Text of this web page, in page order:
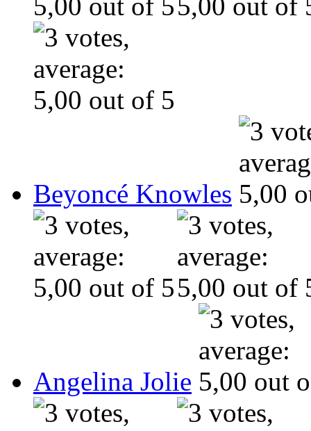
Beyoncé Knowles
Angelina Jolie